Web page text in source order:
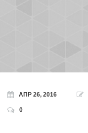
ΑΠΡ 26, 2016
0